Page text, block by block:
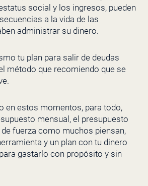
social y los ingresos, pueden
a la vida de las
administrar su dinero.
tu plan para salir de deudas
método que recomiendo que se
en estos momentos, para todo,
mensual, el presupuesto
fuerza como muchos piensan,
y un plan con tu dinero
gastarlo con propósito y sin